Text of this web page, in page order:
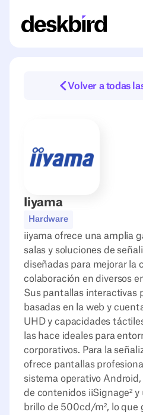
Volver a todas
Iiyama
Hardware
iiyama ofrece una amplia
salas y soluciones de
diseñadas para mejorar la
colaboración en diversos
Sus pantallas interactivas
basadas en la web y
UHD y capacidades
las hace ideales para
corporativos. Para la
ofrece pantallas
sistema operativo
de contenidos iiSignage²
brillo de 500cd/m², lo que